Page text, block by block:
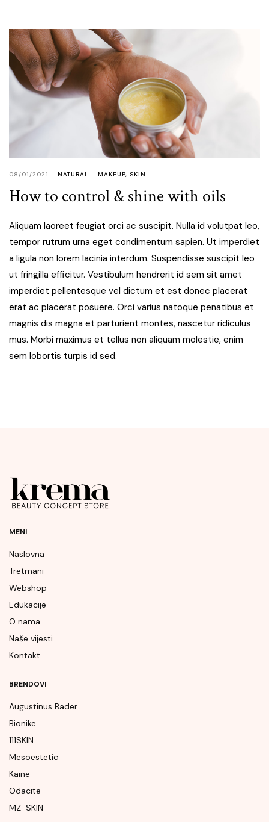
08/01/2021 NATURAL MAKEUP, SKIN
How to control & shine with oils
Aliquam laoreet feugiat orci ac suscipit. Nulla id volutpat leo,
tempor rutrum urna eget condimentum sapien. Ut imperdiet
a ligula non lorem lacinia interdum. Suspendisse suscipit leo
ut fringilla efficitur. Vestibulum hendrerit id sem sit amet
imperdiet pellentesque vel dictum et est donec placerat
erat ac placerat posuere. Orci varius natoque penatibus et
magnis dis magna et parturient montes, nascetur ridiculus
mus. Morbi maximus et tellus non aliquam molestie, enim
sem lobortis turpis id sed.
MENI
Naslovna
Tretmani
Webshop
Edukacije
O nama
Naše vijesti
Kontakt
BRENDOVI
Augustinus Bader
Bionike
111SKIN
Mesoestetic
Kaine
Odacite
MZ-SKIN